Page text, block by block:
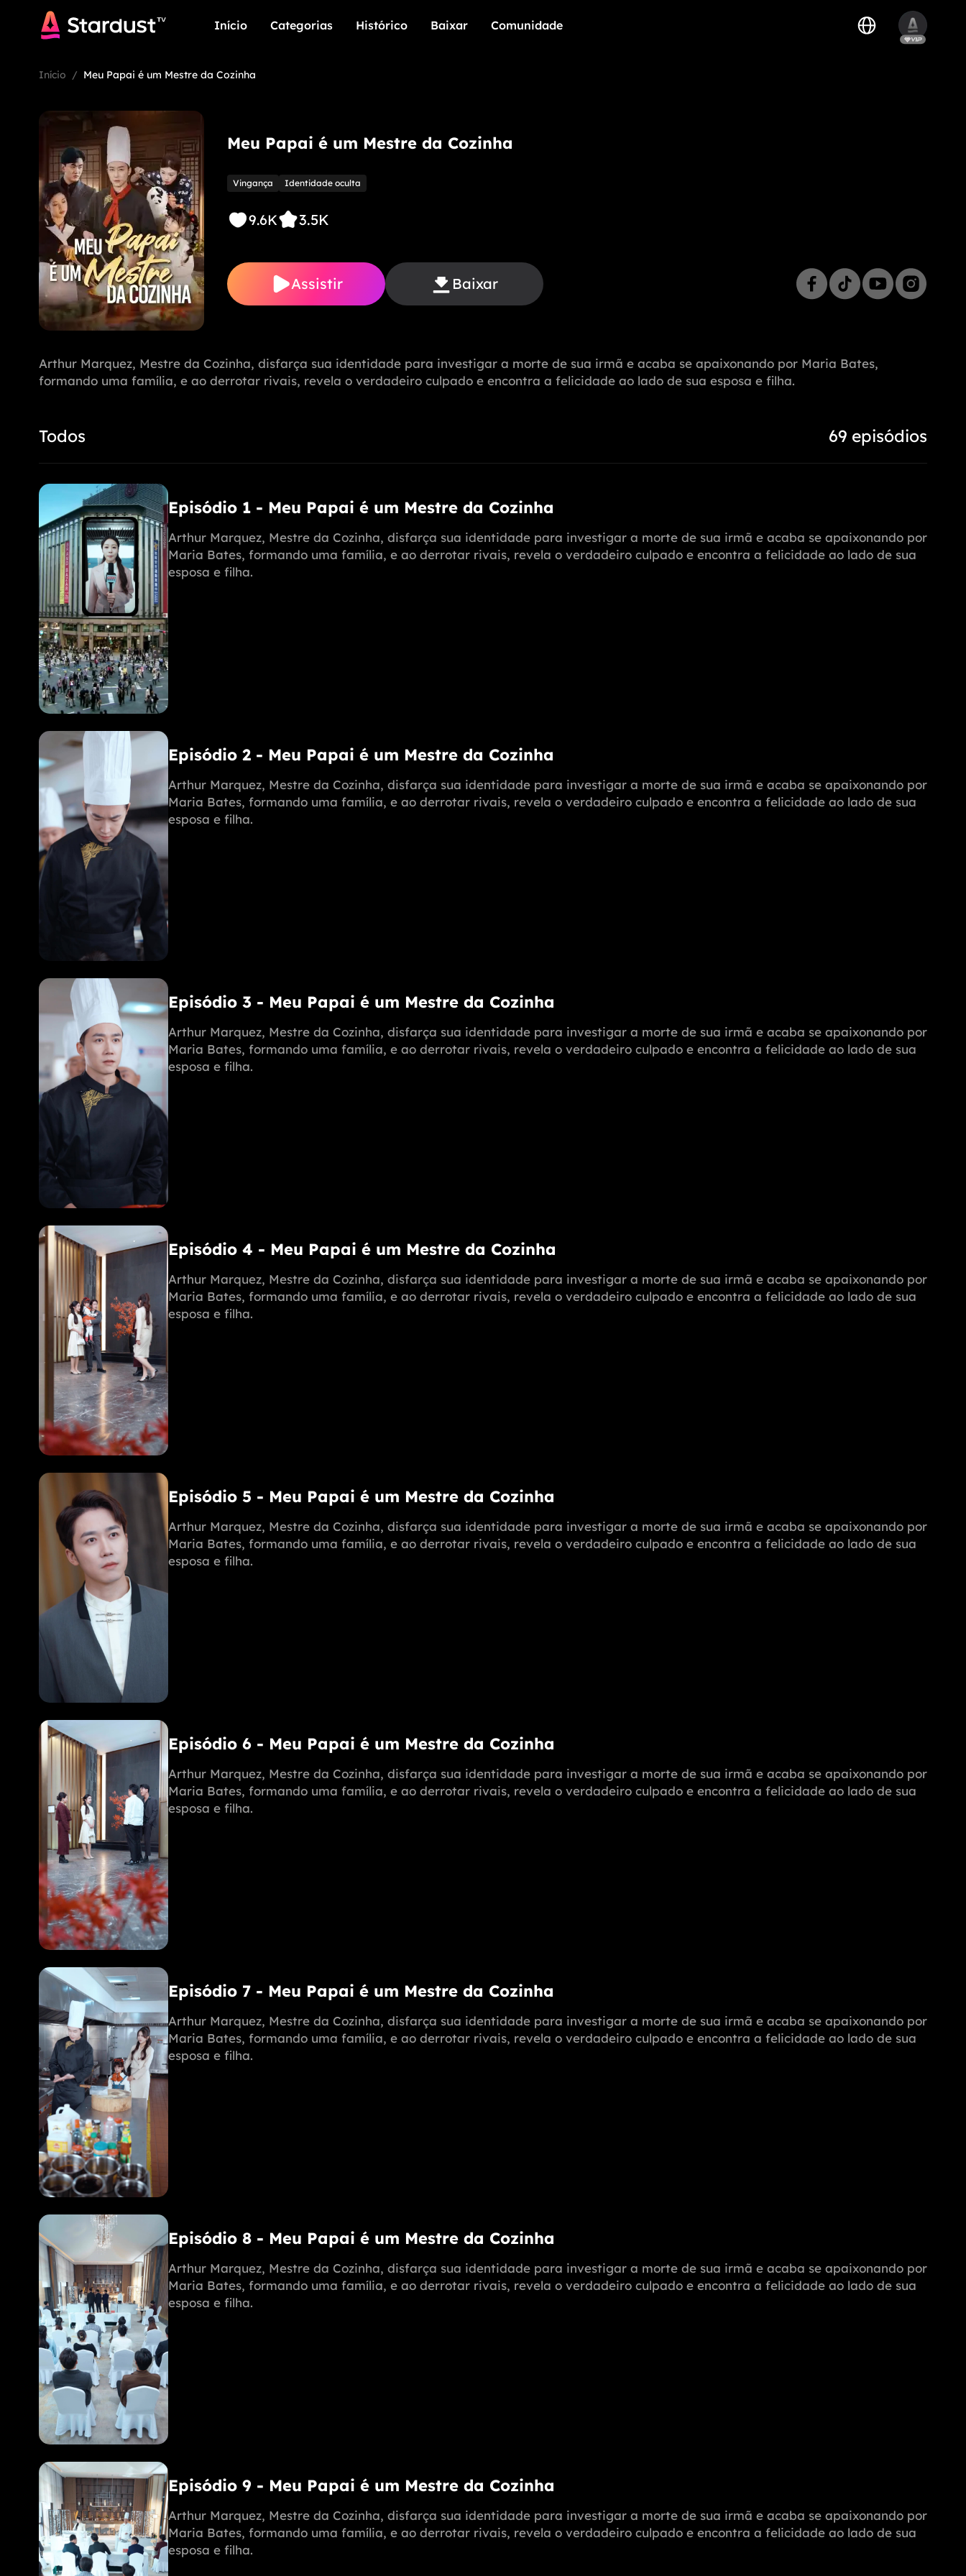
Início
Categorias
Histórico
Baixar
Comunidade
Início / Meu Papai é um Mestre da Cozinha
Meu Papai é um Mestre da Cozinha
Vingança Identidade oculta
9.6K 3.5K
Assistir Baixar
Arthur Marquez, Mestre da Cozinha, disfarça sua identidade para investigar a morte de sua irmã e acaba se apaixonando por Maria Bates,
formando uma família, e ao derrotar rivais, revela o verdadeiro culpado e encontra a felicidade ao lado de sua esposa e filha.
Todos 69 episódios
Episódio 1 - Meu Papai é um Mestre da Cozinha
Arthur Marquez, Mestre da Cozinha, disfarça sua identidade para investigar a morte de sua irmã e acaba se apaixonando por
Maria Bates, formando uma família, e ao derrotar rivais, revela o verdadeiro culpado e encontra a felicidade ao lado de sua
esposa e filha.
Episódio 2 - Meu Papai é um Mestre da Cozinha
Arthur Marquez, Mestre da Cozinha, disfarça sua identidade para investigar a morte de sua irmã e acaba se apaixonando por
Maria Bates, formando uma família, e ao derrotar rivais, revela o verdadeiro culpado e encontra a felicidade ao lado de sua
esposa e filha.
Episódio 3 - Meu Papai é um Mestre da Cozinha
Arthur Marquez, Mestre da Cozinha, disfarça sua identidade para investigar a morte de sua irmã e acaba se apaixonando por
Maria Bates, formando uma família, e ao derrotar rivais, revela o verdadeiro culpado e encontra a felicidade ao lado de sua
esposa e filha.
Episódio 4 - Meu Papai é um Mestre da Cozinha
Arthur Marquez, Mestre da Cozinha, disfarça sua identidade para investigar a morte de sua irmã e acaba se apaixonando por
Maria Bates, formando uma família, e ao derrotar rivais, revela o verdadeiro culpado e encontra a felicidade ao lado de sua
esposa e filha.
Episódio 5 - Meu Papai é um Mestre da Cozinha
Arthur Marquez, Mestre da Cozinha, disfarça sua identidade para investigar a morte de sua irmã e acaba se apaixonando por
Maria Bates, formando uma família, e ao derrotar rivais, revela o verdadeiro culpado e encontra a felicidade ao lado de sua
esposa e filha.
Episódio 6 - Meu Papai é um Mestre da Cozinha
Arthur Marquez, Mestre da Cozinha, disfarça sua identidade para investigar a morte de sua irmã e acaba se apaixonando por
Maria Bates, formando uma família, e ao derrotar rivais, revela o verdadeiro culpado e encontra a felicidade ao lado de sua
esposa e filha.
Episódio 7 - Meu Papai é um Mestre da Cozinha
Arthur Marquez, Mestre da Cozinha, disfarça sua identidade para investigar a morte de sua irmã e acaba se apaixonando por
Maria Bates, formando uma família, e ao derrotar rivais, revela o verdadeiro culpado e encontra a felicidade ao lado de sua
esposa e filha.
Episódio 8 - Meu Papai é um Mestre da Cozinha
Arthur Marquez, Mestre da Cozinha, disfarça sua identidade para investigar a morte de sua irmã e acaba se apaixonando por
Maria Bates, formando uma família, e ao derrotar rivais, revela o verdadeiro culpado e encontra a felicidade ao lado de sua
esposa e filha.
Episódio 9 - Meu Papai é um Mestre da Cozinha
Arthur Marquez, Mestre da Cozinha, disfarça sua identidade para investigar a morte de sua irmã e acaba se apaixonando por
Maria Bates, formando uma família, e ao derrotar rivais, revela o verdadeiro culpado e encontra a felicidade ao lado de sua
esposa e filha.